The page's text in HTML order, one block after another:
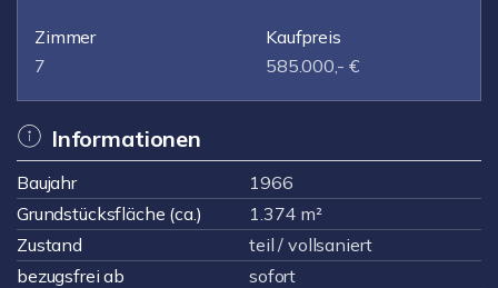
Zimmer
7
Kaufpreis
585.000,- €
Informationen
Baujahr
1966
Grundstücksfläche (ca.)
1.374 m²
Zustand
teil / vollsaniert
bezugsfrei ab
sofort